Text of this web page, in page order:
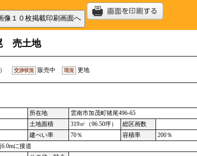
売土地
交渉状況 販売中 現況 更地
所在地
雲南市加茂町猪尾496-65
土地面積 319㎡（96.50坪）
総区画数
建ぺい率 70％ 容積率
200％
に接道